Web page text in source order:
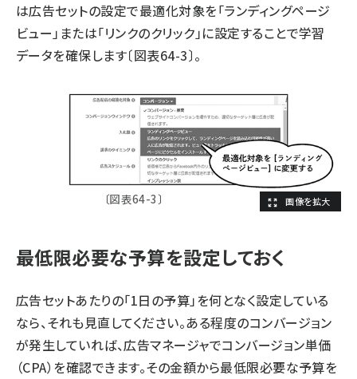
は広告セットの設定で最適化対象を「ランディングページ
ビュー」または「リンクのクリック」に設定することで学習
データを確保します〔図表64-3〕。
〔図表64-3〕
最低限必要な予算を設定しておく
広告セットあたりの「1日の予算」を何となく設定している
なら、それも見直してください。ある程度のコンバージョン
が発生していれば、広告マネージャでコンバージョン単価
（CPA）を確認できます。その金額から最低限必要な予算を